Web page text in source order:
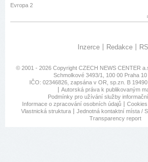
Evropa 2
Inzerce Redakce
© 2001 - 2026 Copyright CZECH NEWS CENTER
Schmolkové 3493/1, 100 00 Praha
IČO: 02346826, zapsána v OR, sp.zn. B
Autorská práva k publikovaným
Podmínky pro užívání služby
Informace o zpracování osobních údajů
Cookies
Vlastnická struktura
Jednotná kontaktní místa /
Transparency report